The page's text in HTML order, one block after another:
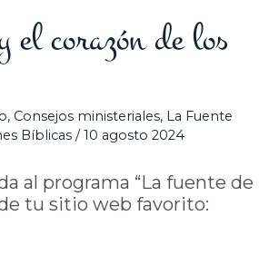
el corazón de los
, Consejos ministeriales, La Fuente
Bíblicas /10 agosto 2024
al programa “La fuente de
tu sitio web favorito: